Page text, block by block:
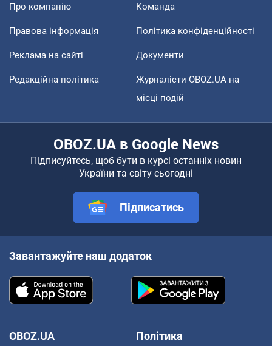
Про компанію Команда
Правова інформація Політика конфіденційності
Реклама на сайті Документи
Редакційна політика
Журналісти OBOZ.UA на
місці подій
OBOZ.UA в Google News
Підписуйтесь, щоб бути в курсі останніх новин
України та світу сьогодні
Підписатись
Завантажуйте наш додаток
OBOZ.UA
Політика